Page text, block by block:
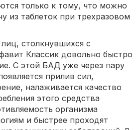
только к тому, что можно
из таблеток при трехразовом
столкнувшихся с
Классик довольно быстро
С этой БАД уже через пару
прилив сил,
налаживается качество
этого средства
организма
и быстрее проходят